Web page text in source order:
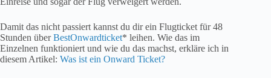
Damit das nicht passiert kannst du dir ein Flugticket für 48
Stunden überBestOnwardticket* leihen. Wie das im
Einzelnen funktioniert und wie du das machst, erkläre ich in
diesem Artikel: Was ist ein Onward Ticket?